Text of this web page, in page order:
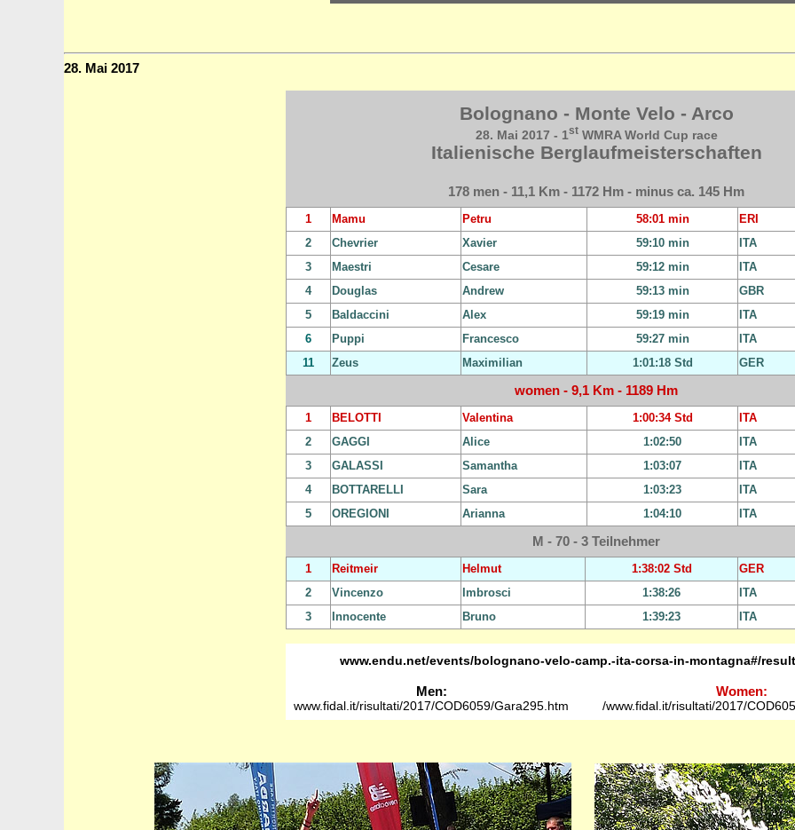
28. Mai 2017
Bolognano - Monte Velo - Arco
28. Mai 2017 - 1stWMRA World Cup race
Italienische Berglaufmeisterschaften
178 men - 11,1 Km - 1172 Hm - minus ca. 145 Hm
1 Mamu Petru 58:01 min
ERI
2
Chevrier Xavier 59:10 min
ITA
3
Maestri Cesare 59:12 min
ITA
4
Douglas Andrew 59:13 min
GBR
5
Baldaccini Alex 59:19 min
ITA
6
Puppi Francesco 59:27 min
ITA
11
Zeus Maximilian 1:01:18 Std GER
women - 9,1 Km - 1189 Hm
1 BELOTTI Valentina 1:00:34 Std
ITA
2
GAGGI Alice 1:02:50
ITA
3
GALASSI Samantha 1:03:07
ITA
4
BOTTARELLI Sara 1:03:23
ITA
5
OREGIONI Arianna 1:04:10 ITA
M - 70 - 3 Teilnehmer
1 Reitmeir Helmut 1:38:02 Std
GER
2
Vincenzo Imbrosci 1:38:26
ITA
3
Innocente Bruno 1:39:23 ITA
www.endu.net/events/bolognano-velo-camp.-ita-corsa-in-montagna#/
Men:
www.fidal.it/risultati/2017/COD6059/Gara295.htm
Women:
/www.fidal.it/risultati/2017/